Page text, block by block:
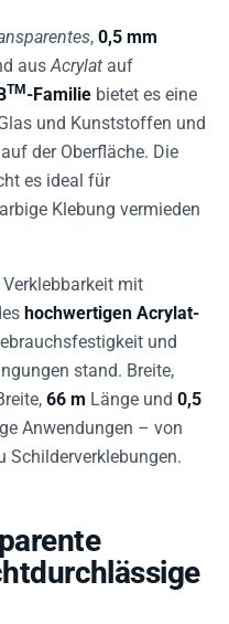
, 0,5 mm
ausAcrylat auf
TM -Familie bietet es eine
und Kunststoffen und
der Oberfläche. Die
es ideal für
Klebung vermieden
mit
hochwertigen Acrylat-
und
stand. Breite,
66 m Länge und 0,5
Anwendungen – von
Schilderverklebungen.